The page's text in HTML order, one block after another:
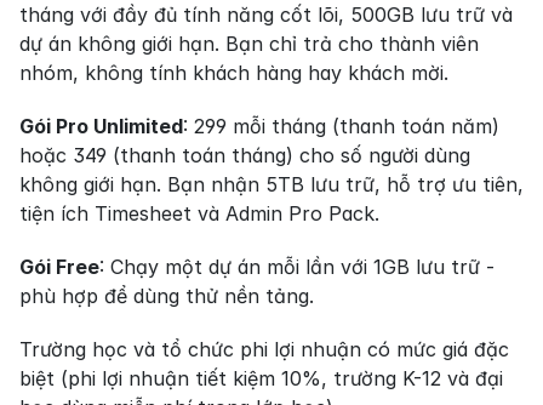
tháng với đầy đủ tính năng cốt lõi, 500GB lưu trữ và
dự án không giới hạn. Bạn chỉ trả cho thành viên
nhóm, không tính khách hàng hay khách mời.
Gói Pro Unlimited: 299 mỗi tháng (thanh toán năm)
hoặc 349 (thanh toán tháng) cho số người dùng
không giới hạn. Bạn nhận 5TB lưu trữ, hỗ trợ ưu tiên,
tiện ích Timesheet và Admin Pro Pack.
Gói Free: Chạy một dự án mỗi lần với 1GB lưu trữ -
phù hợp để dùng thử nền tảng.
Trường học và tổ chức phi lợi nhuận có mức giá đặc
biệt (phi lợi nhuận tiết kiệm 10%, trường K-12 và đại